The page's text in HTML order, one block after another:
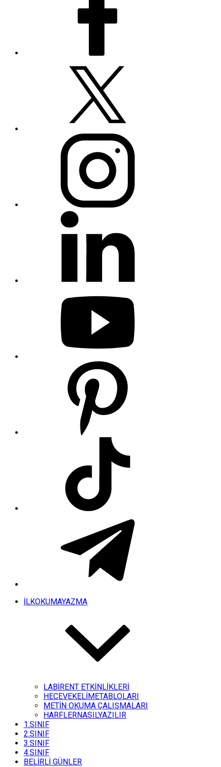
İLKOKUMAYAZMA
LABİRENT ETKİNLİKLERİ
HECEVEKELİMETABLOLARI
METİN OKUMA ÇALIŞMALARI
HARFLERNASILYAZILIR
1.SINIF
2.SINIF
3.SINIF
4.SINIF
BELİRLİ GÜNLER